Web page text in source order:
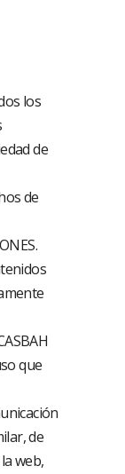
los
de
de
que
de
web,